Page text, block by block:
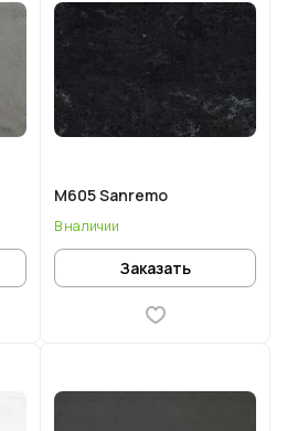
M605 Sanremo
В наличии
Заказать